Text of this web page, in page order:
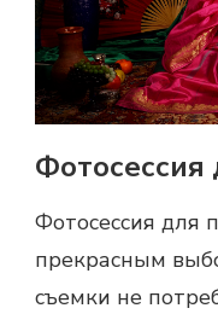
Фотосессия
Фотосессия для
прекрасным
съемки не